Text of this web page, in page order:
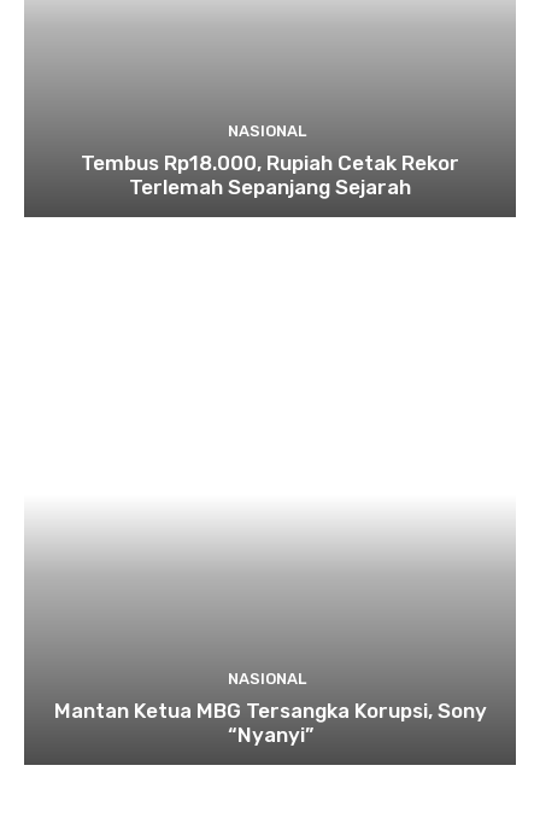
NASIONAL
Tembus Rp18.000, Rupiah Cetak Rekor
Terlemah Sepanjang Sejarah
NASIONAL
Mantan Ketua MBG Tersangka Korupsi, Sony
“Nyanyi”